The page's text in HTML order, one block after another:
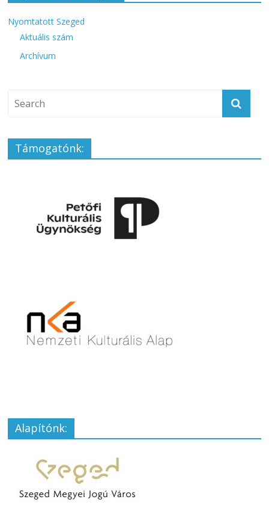
Nyomtatott Szeged
Aktuális szám
Archívum
Támogatónk:
Alapítónk: